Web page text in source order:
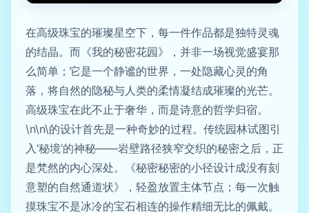
在高级珠宝的璀璨星空下，每一件作品都是独特灵魂
的结晶。而《我的秘密花园》，并非一场视觉盛宴那
么简单；它是一个静谧的世界，一处隐藏心灵的角
落，将自然的隐秘与人类的柔情凝结成璀璨的光芒。
高级珠宝在此不止于奢华，而是诗意的哲学归宿。
\n\n\的设计首先是一种奇妙的过程。传统园林试图引
入‘秘境’的神秘——岩壁路径狭窄交织的秘密之后，正
是梵然的内心深处。《秘密秘密的小径设计成没有刻
意塑的自然通道状》，轻盈放置主体节点；每一次触
摸珠宝不是冰冷的宝石相连的操作精细无比的佩戴。